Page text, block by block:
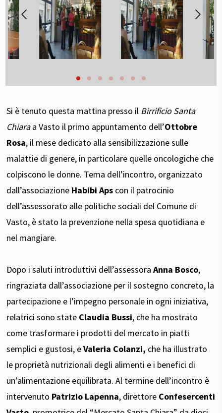
Si è tenuto questa mattina presso il Birrificio Santa
Chiaraa Vasto il primo appuntamento dell’Ottobre
Rosa, il mese dedicato alla sensibilizzazione sulle
malattie di genere, in particolare quelle oncologiche che
colpiscono le donne. Tema dell’incontro, organizzato
dall’associazione Habibi Aps con il patrocinio
dell’assessorato alle politiche sociali del Comune di
Vasto, è stato la prevenzione nella spesa quotidiana e
nel mangiare.
Dopo i saluti introduttivi dell’assessoraAnna Bosco,
ringraziata dall’associazione per il sostegno concreto, la
partecipazione e l’impegno personale in ogni iniziativa,
relatrici sono state Claudia Bussi, che ha mostrato
come trasformare i prodotti del mercato in piatti
semplici e gustosi, eValeria Colanzi, che ha illustrato
le proprietà nutrizionali degli alimenti e i benefici di
un’alimentazione equilibrata. Al termine dell’incontro è
intervenuto Patrizio Lapenna, direttore Confesercenti